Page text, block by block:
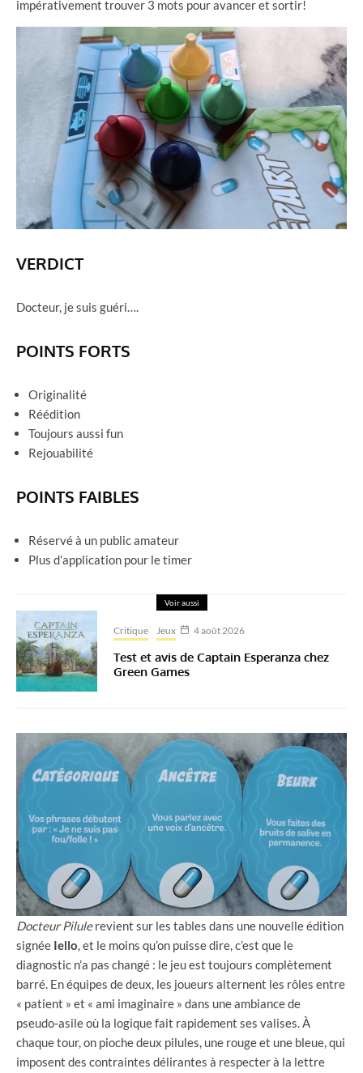
impérativement trouver 3 mots pour avancer et sortir!
VERDICT
Docteur, je suis guéri….
POINTS FORTS
Originalité
Réédition
Toujours aussi fun
Rejouabilité
POINTS FAIBLES
Réservé à un public amateur
Plus d’application pour le timer
Voir aussi
Critique Jeux 4 août 2026
Test et avis de Captain Esperanza chez
Green Games
Docteur Pilulerevient sur les tables dans une nouvelle édition
signée Iello, et le moins qu’on puisse dire, c’est que le
diagnostic n’a pas changé : le jeu est toujours complètement
barré. En équipes de deux, les joueurs alternent les rôles entre
« patient » et « ami imaginaire » dans une ambiance de
pseudo‑asile où la logique fait rapidement ses valises. À
chaque tour, on pioche deux pilules, une rouge et une bleue, qui
imposent des contraintes délirantes à respecter à la lettre